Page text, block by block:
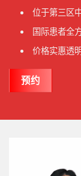
位于第三区
国际患者全
价格实惠透
预约